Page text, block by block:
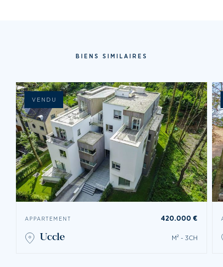
BIENS SIMILAIRES
VENDU
APPARTEMENT 420.000 €
uccle M² - 3CH